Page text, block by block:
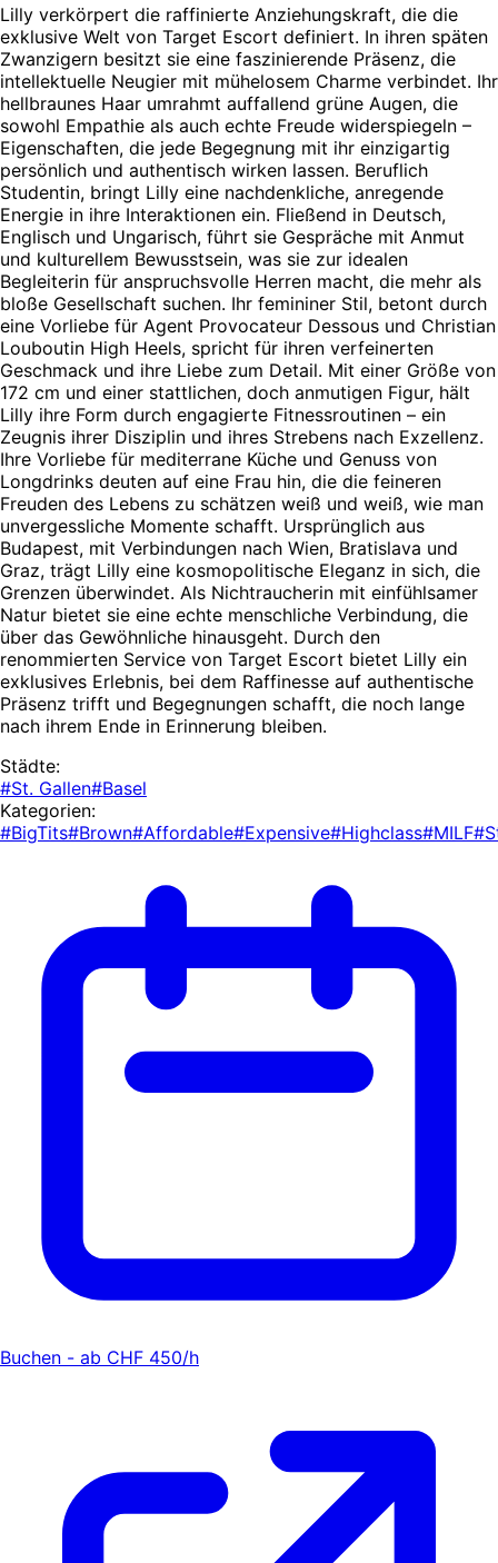
Lilly verkörpert die raffinierte Anziehungskraft, die die
exklusive Welt von Target Escort definiert. In ihren späten
Zwanzigern besitzt sie eine faszinierende Präsenz, die
intellektuelle Neugier mit mühelosem Charme verbindet. Ihr
hellbraunes Haar umrahmt auffallend grüne Augen, die
sowohl Empathie als auch echte Freude widerspiegeln –
Eigenschaften, die jede Begegnung mit ihr einzigartig
persönlich und authentisch wirken lassen. Beruflich
Studentin, bringt Lilly eine nachdenkliche, anregende
Energie in ihre Interaktionen ein. Fließend in Deutsch,
Englisch und Ungarisch, führt sie Gespräche mit Anmut
und kulturellem Bewusstsein, was sie zur idealen
Begleiterin für anspruchsvolle Herren macht, die mehr als
bloße Gesellschaft suchen. Ihr femininer Stil, betont durch
eine Vorliebe für Agent Provocateur Dessous und Christian
Louboutin High Heels, spricht für ihren verfeinerten
Geschmack und ihre Liebe zum Detail. Mit einer Größe von
172 cm und einer stattlichen, doch anmutigen Figur, hält
Lilly ihre Form durch engagierte Fitnessroutinen – ein
Zeugnis ihrer Disziplin und ihres Strebens nach Exzellenz.
Ihre Vorliebe für mediterrane Küche und Genuss von
Longdrinks deuten auf eine Frau hin, die die feineren
Freuden des Lebens zu schätzen weiß und weiß, wie man
unvergessliche Momente schafft. Ursprünglich aus
Budapest, mit Verbindungen nach Wien, Bratislava und
Graz, trägt Lilly eine kosmopolitische Eleganz in sich, die
Grenzen überwindet. Als Nichtraucherin mit einfühlsamer
Natur bietet sie eine echte menschliche Verbindung, die
über das Gewöhnliche hinausgeht. Durch den
renommierten Service von Target Escort bietet Lilly ein
exklusives Erlebnis, bei dem Raffinesse auf authentische
Präsenz trifft und Begegnungen schafft, die noch lange
nach ihrem Ende in Erinnerung bleiben.
Städte:
#St. Gallen#Basel
Kategorien:
#BigTits#Brown#Affordable#Expensive#Highclass#MILF
Buchen - ab CHF 450/h